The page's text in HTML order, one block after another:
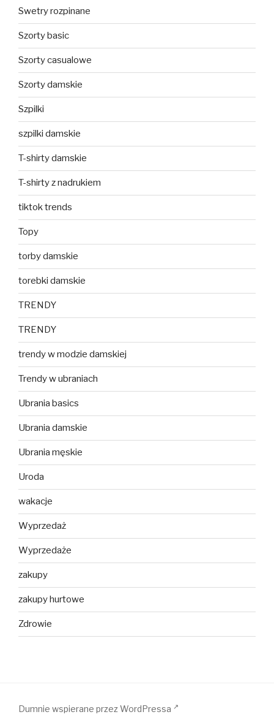
Swetry rozpinane
Szorty basic
Szorty casualowe
Szorty damskie
Szpilki
szpilki damskie
T-shirty damskie
T-shirty z nadrukiem
tiktok trends
Topy
torby damskie
torebki damskie
TRENDY
TRENDY
trendy w modzie damskiej
Trendy w ubraniach
Ubrania basics
Ubrania damskie
Ubrania męskie
Uroda
wakacje
Wyprzedaż
Wyprzedaże
zakupy
zakupy hurtowe
Zdrowie
Dumnie wspierane przez WordPressa